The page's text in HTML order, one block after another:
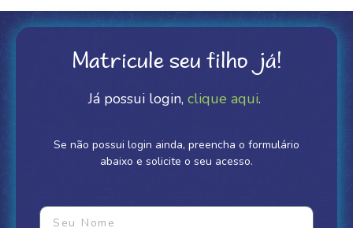
Matricule seu filho já!
Já possui login, clique aqui.
Se não possui login ainda, preencha o formulário
abaixo e solicite o seu acesso.